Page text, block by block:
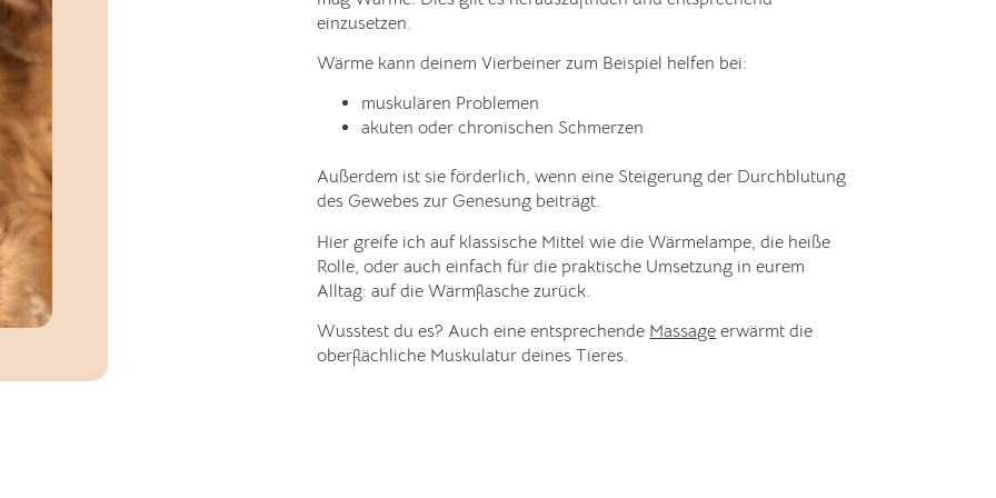
einzusetzen.
Wärme kann deinem Vierbeiner zum Beispiel helfen bei:
muskulären Problemen
akuten oder chronischen Schmerzen
Außerdem ist sie förderlich, wenn eine Steigerung der Durchblutung
des Gewebes zur Genesung beiträgt.
Hier greife ich auf klassische Mittel wie die Wärmelampe, die heiße
Rolle, oder auch einfach für die praktische Umsetzung in eurem
Alltag: auf die Wärmflasche zurück.
Wusstest du es? Auch eine entsprechende Massage erwärmt die
oberflächliche Muskulatur deines Tieres.